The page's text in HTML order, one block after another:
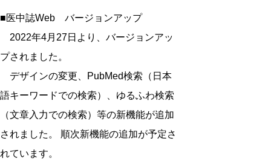
■医中誌Web バージョンアップ
2022年4月27日より、バージョンアッ
プされました。
デザインの変更、PubMed検索（日本
語キーワードでの検索）、ゆるふわ検索
（文章入力での検索）等の新機能が追加
されました。 順次新機能の追加が予定さ
れています。